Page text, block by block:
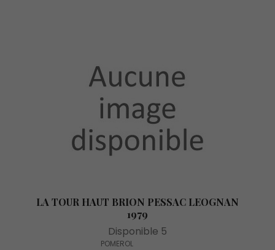
LA TOUR HAUT BRION PESSAC LEOGNAN
1979
Disponible 5
POMEROL